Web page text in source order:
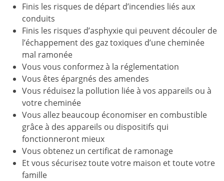
Finis les risques de départ d’incendies liés aux
conduits
Finis les risques d’asphyxie qui peuvent découler de
l’échappement des gaz toxiques d’une cheminée
mal ramonée
Vous vous conformez à la réglementation
Vous êtes épargnés des amendes
Vous réduisez la pollution liée à vos appareils ou à
votre cheminée
Vous allez beaucoup économiser en combustible
grâce à des appareils ou dispositifs qui
fonctionneront mieux
Vous obtenez un certificat de ramonage
Et vous sécurisez toute votre maison et toute votre
famille